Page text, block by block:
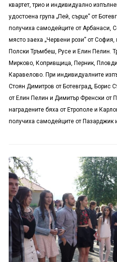
квартет, трио и индивидуално
удостоена група „Пей, сърце” от
получиха самодейците от Арбанаси,
място заеха „Червени рози” от
Полски Тръмбеш, Русе и Елин Пелин.
Мирково, Копривщица, Перник,
Каравелово. При индивидуалните
Стоян Димитров от Ботевград, Борис
от Елин Пелин и Димитър Френски от
наградените бяха от Етрополе и
получиха самодейците от Пазарджик